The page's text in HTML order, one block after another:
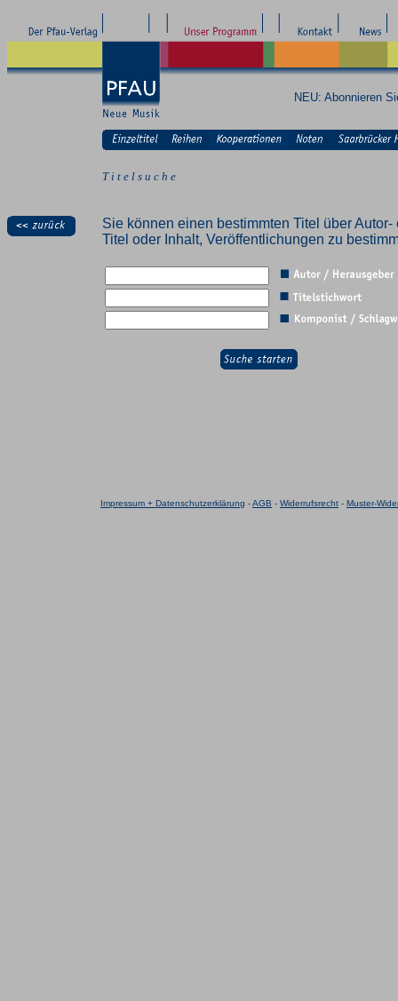
NEU: Abonnieren
T i t e l s u c h e
Sie können einen bestimmten Titel über
Titel oder Inhalt, Veröffentlichungen zu
Impressum + Datenschutzerklärung -AGB - Widerrufsrecht - Muster-